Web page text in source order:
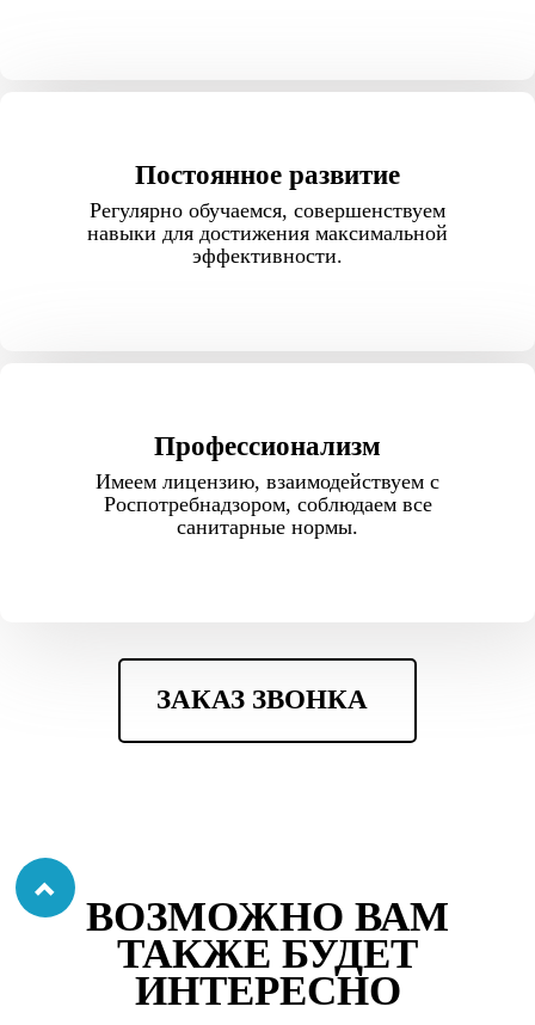
Постоянное развитие
Регулярно обучаемся, совершенствуем
навыки для достижения максимальной
эффективности.
Профессионализм
Имеем лицензию, взаимодействуем с
Роспотребнадзором, соблюдаем все
санитарные нормы.
ЗАКАЗ ЗВОНКА
ВОЗМОЖНО ВАМ
ТАКЖЕ БУДЕТ
ИНТЕРЕСНО